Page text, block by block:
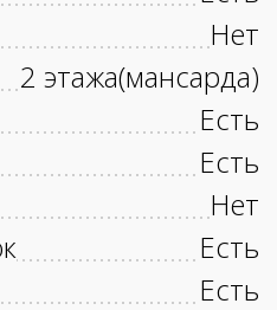
Нет
2 этажа(мансарда)
Есть
Есть
Нет
Есть
Есть